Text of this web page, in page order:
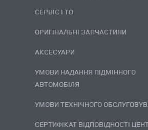
СЕРВІС І ТО
ОРИГІНАЛЬНІ ЗАПЧАСТИНИ
АКСЕСУАРИ
УМОВИ НАДАННЯ ПІДМІННОГО
АВТОМОБІЛЯ
УМОВИ ТЕХНІЧНОГО
СЕРТИФІКАТ ВІДПОВІДНОСТІ ЦЕНТРУ